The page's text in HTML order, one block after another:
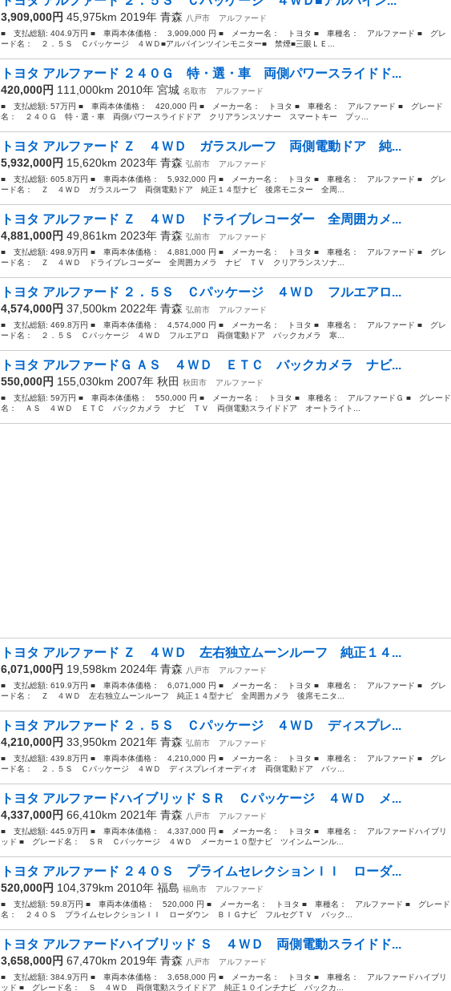
3,909,000円 45,975km 2019年 青森 八戸市
アルファード
■ 支払総額: 404.9万円 ■ 車両本体価格： 3,909,000 円 ■ メーカー名： トヨタ ■ 車種名： アルファード ■ グレ
ード名： ２．５Ｓ Ｃパッケージ ４ＷＤ■アルパインツインモニター■ 禁煙■三眼ＬＥ...
トヨタ アルファード ２４０Ｇ 特・選・車 両側パワースライドド...
420,000円 111,000km 2010年 宮城 名取市
アルファード
■ 支払総額: 57万円 ■ 車両本体価格： 420,000 円 ■ メーカー名： トヨタ ■ 車種名： アルファード ■ グレード
名： ２４０Ｇ 特・選・車 両側パワースライドドア クリアランスソナー スマートキー プッ...
トヨタ アルファード Ｚ ４ＷＤ ガラスルーフ 両側電動ドア 純...
5,932,000円 15,620km 2023年 青森 弘前市
アルファード
■ 支払総額: 605.8万円 ■ 車両本体価格： 5,932,000 円 ■ メーカー名： トヨタ ■ 車種名： アルファード ■ グレ
ード名： Ｚ ４ＷＤ ガラスルーフ 両側電動ドア 純正１４型ナビ 後席モニター 全周...
トヨタ アルファード Ｚ ４ＷＤ ドライブレコーダー 全周囲カメ...
4,881,000円 49,861km 2023年 青森 弘前市
アルファード
■ 支払総額: 498.9万円 ■ 車両本体価格： 4,881,000 円 ■ メーカー名： トヨタ ■ 車種名： アルファード ■ グレ
ード名： Ｚ ４ＷＤ ドライブレコーダー 全周囲カメラ ナビ ＴＶ クリアランスソナ...
トヨタ アルファード ２．５Ｓ Ｃパッケージ ４ＷＤ フルエアロ...
4,574,000円 37,500km 2022年 青森 弘前市
アルファード
■ 支払総額: 469.8万円 ■ 車両本体価格： 4,574,000 円 ■ メーカー名： トヨタ ■ 車種名： アルファード ■ グレ
ード名： ２．５Ｓ Ｃパッケージ ４ＷＤ フルエアロ 両側電動ドア バックカメラ 寒...
トヨタ アルファードＧ ＡＳ ４ＷＤ ＥＴＣ バックカメラ ナビ...
550,000円 155,030km 2007年 秋田 秋田市
アルファード
■ 支払総額: 59万円 ■ 車両本体価格： 550,000 円 ■ メーカー名： トヨタ ■ 車種名： アルファードＧ ■ グレード
名： ＡＳ ４ＷＤ ＥＴＣ バックカメラ ナビ ＴＶ 両側電動スライドドア オートライト...
トヨタ アルファード Ｚ ４ＷＤ 左右独立ムーンルーフ 純正１４...
6,071,000円 19,598km 2024年 青森 八戸市
アルファード
■ 支払総額: 619.9万円 ■ 車両本体価格： 6,071,000 円 ■ メーカー名： トヨタ ■ 車種名： アルファード ■ グレ
ード名： Ｚ ４ＷＤ 左右独立ムーンルーフ 純正１４型ナビ 全周囲カメラ 後席モニタ...
トヨタ アルファード ２．５Ｓ Ｃパッケージ ４ＷＤ ディスプレ...
4,210,000円 33,950km 2021年 青森 弘前市
アルファード
■ 支払総額: 439.8万円 ■ 車両本体価格： 4,210,000 円 ■ メーカー名： トヨタ ■ 車種名： アルファード ■ グレ
ード名： ２．５Ｓ Ｃパッケージ ４ＷＤ ディスプレイオーディオ 両側電動ドア バッ...
トヨタ アルファードハイブリッド ＳＲ Ｃパッケージ ４ＷＤ メ...
4,337,000円 66,410km 2021年 青森 八戸市
アルファード
■ 支払総額: 445.9万円 ■ 車両本体価格： 4,337,000 円 ■ メーカー名： トヨタ ■ 車種名： アルファードハイブリ
ッド ■ グレード名： ＳＲ Ｃパッケージ ４ＷＤ メーカー１０型ナビ ツインムーンル...
トヨタ アルファード ２４０Ｓ プライムセレクションＩＩ ローダ...
520,000円 104,379km 2010年 福島 福島市
アルファード
■ 支払総額: 59.8万円 ■ 車両本体価格： 520,000 円 ■ メーカー名： トヨタ ■ 車種名： アルファード ■ グレード
名： ２４０Ｓ プライムセレクションＩＩ ローダウン ＢＩＧナビ フルセグＴＶ バック...
トヨタ アルファードハイブリッド Ｓ ４ＷＤ 両側電動スライドド...
3,658,000円 67,470km 2019年 青森 八戸市
アルファード
■ 支払総額: 384.9万円 ■ 車両本体価格： 3,658,000 円 ■ メーカー名： トヨタ ■ 車種名： アルファードハイブリ
ッド ■ グレード名： Ｓ ４ＷＤ 両側電動スライドドア 純正１０インチナビ バックカ...